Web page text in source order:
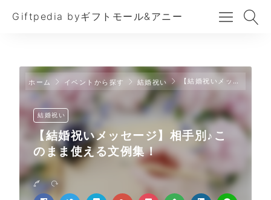
Giftpedia byギフトモール&アニー
ホーム イベントから探す 結婚祝い 【結婚祝いメッセージ】相手別♪このまま使える文例集！
結婚祝い
【結婚祝いメッセージ】相手別♪こ
のまま使える文例集！